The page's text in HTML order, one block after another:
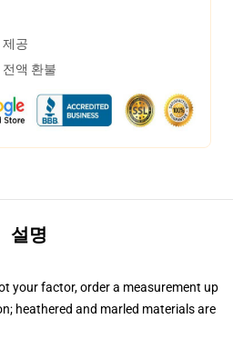
제공
액 환불
설명
your factor, order a measurement up
heathered and marled materials are